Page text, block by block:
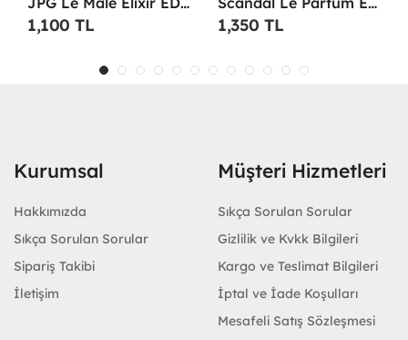
1,350 TL 1,100 TL
Kurumsal
Hakkımızda
Sıkça Sorulan Sorular
Sipariş Takibi
İletişim
Müşteri Hizmetleri
Sıkça Sorulan Sorular
Gizlilik ve Kvkk Bilgileri
Kargo ve Teslimat Bilgileri
İptal ve İade Koşulları
Mesafeli Satış Sözleşmesi